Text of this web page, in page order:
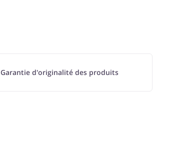
Garantie d'originalité des produits